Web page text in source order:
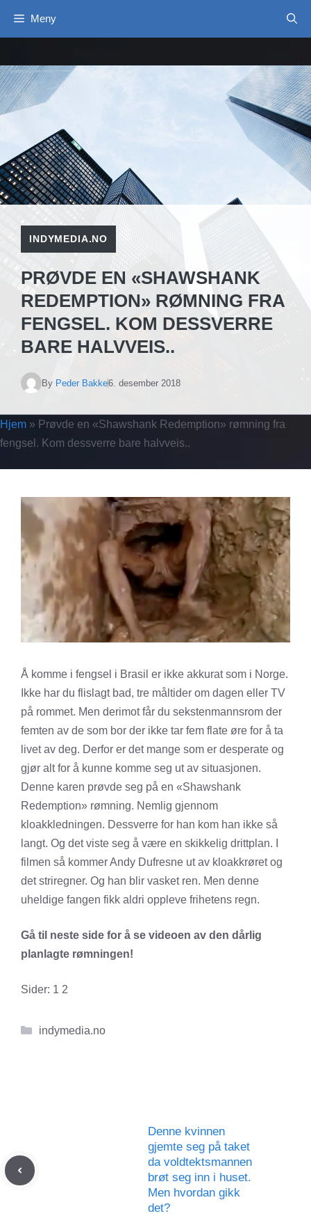
Meny
INDYMEDIA.NO
PRØVDE EN «SHAWSHANK
REDEMPTION» RØMNING FRA
FENGSEL. KOM DESSVERRE
BARE HALVVEIS..
By Peder Bakke6. desember 2018
Hjem » Prøvde en «Shawshank Redemption» rømning fra
fengsel. Kom dessverre bare halvveis..
Å komme i fengsel i Brasil er ikke akkurat som i Norge.
Ikke har du flislagt bad, tre måltider om dagen eller TV
på rommet. Men derimot får du sekstenmannsrom der
femten av de som bor der ikke tar fem flate øre for å ta
livet av deg. Derfor er det mange som er desperate og
gjør alt for å kunne komme seg ut av situasjonen.
Denne karen prøvde seg på en «Shawshank
Redemption» rømning. Nemlig gjennom
kloakkledningen. Dessverre for han kom han ikke så
langt. Og det viste seg å være en skikkelig drittplan. I
filmen så kommer Andy Dufresne ut av kloakkrøret og
det striregner. Og han blir vasket ren. Men denne
uheldige fangen fikk aldri oppleve frihetens regn.
Gå til neste side for å se videoen av den dårlig
planlagte rømningen!
Sider: 1 2
Kategorier
indymedia.no
Denne kvinnen
gjemte seg på taket
da voldtektsmannen
brøt seg inn i huset.
Men hvordan gikk
det?